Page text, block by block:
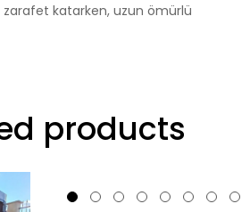
zarafet katarken, uzun ömürlü
products